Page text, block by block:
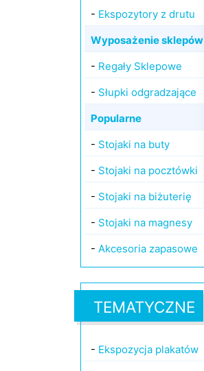
- Ekspozytory z drutu
Wyposażenie sklepów
- Regały Sklepowe
- Słupki odgradzające
Popularne
- Stojaki na buty
- Stojaki na pocztówki
- Stojaki na biżuterię
- Stojaki na magnesy
- Akcesoria zapasowe
TEMATYCZNE
- Ekspozycja plakatów